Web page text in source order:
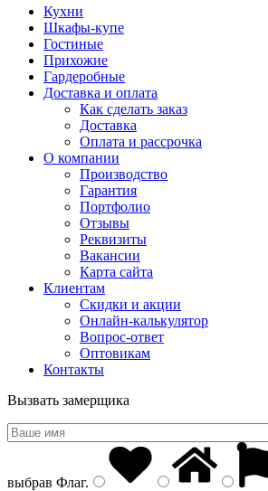
Кухни
Шкафы-купе
Гостиные
Прихожие
Гардеробные
Доставка и оплата
Как сделать заказ
Доставка
Оплата и рассрочка
О компании
Производство
Гарантия
Портфолио
Отзывы
Реквизиты
Вакансии
Карта сайта
Клиентам
Скидки и акции
Онлайн-калькулятор
Вопрос-ответ
Оптовикам
Контакты
Вызвать замерщика
выбрав Флаг.